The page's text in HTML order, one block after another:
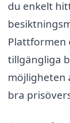
du enkelt
Plattformen
tillgängliga
möjligheten
bra